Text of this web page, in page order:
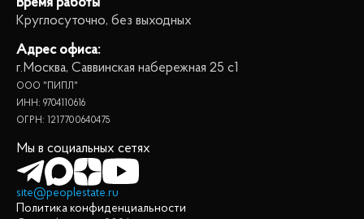
Время работы
Круглосуточно, без выходных
Адрес офиса:
г.Москва, Саввинская набережная 25 с1
ООО "ПИПЛ"
ИНН: 9704110616
ОГРН: 1217700640475
Мы в социальных сетях
site@peoplestate.ru
Политика конфиденциальности